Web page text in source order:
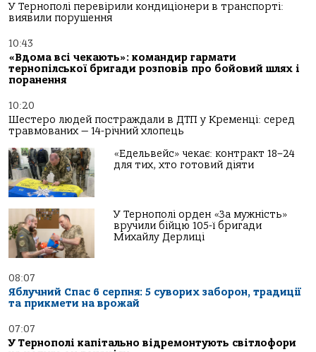
У Тернополі перевірили кондиціонери в транспорті:
виявили порушення
10:43
«Вдома всі чекають»: командир гармати
тернопілської бригади розповів про бойовий шлях і
поранення
10:20
Шестеро людей постраждали в ДТП у Кременці: серед
травмованих — 14-річний хлопець
«Едельвейс» чекає: контракт 18–24
для тих, хто готовий діяти
У Тернополі орден «За мужність»
вручили бійцю 105-ї бригади
Михайлу Дерлиці
08:07
Яблучний Спас 6 серпня: 5 суворих заборон, традиції
та прикмети на врожай
07:07
У Тернополі капітально відремонтують світлофори